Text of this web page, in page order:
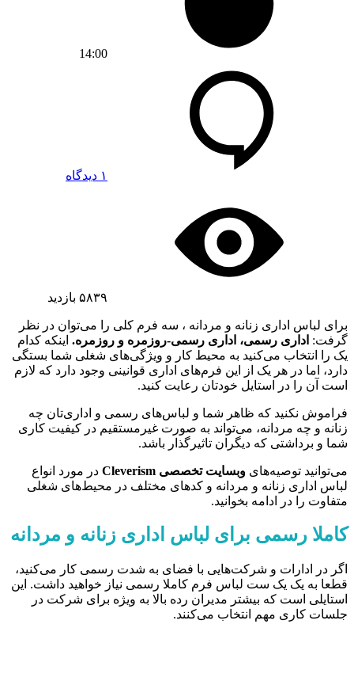
14:00
۱ دیدگاه
۵۸۳۹ بازدید
برای لباس اداری زنانه و مردانه ، سه فرم کلی را می‌توان در نظر
گرفت: اداری رسمی، اداری رسمی-روزمره و روزمره. اینکه کدام
یک را انتخاب می‌کنید به محیط کار و ویژگی‌های شغلی شما بستگی
دارد، اما در هر یک از این فرم‌های اداری قوانینی وجود دارد که لازم
است آن را در استایل خودتان رعایت کنید.
فراموش نکنید که ظاهر شما و لباس‌های رسمی و اداری‌تان چه
زنانه و چه مردانه، می‌تواند به صورت غیرمستقیم در کیفیت کاری
شما و برداشتی که دیگران تاثیرگذار باشد.
می‌توانید توصیه‌های وبسایت تخصصی Cleverism
در مورد انواع
لباس اداری زنانه و مردانه و کدهای مختلف در محیط‌های شغلی
متفاوت را در ادامه بخوانید.
کاملا رسمی برای لباس اداری زنانه و مردانه
اگر در ادارات و شرکت‌هایی با فضای به شدت رسمی کار می‌کنید،
قطعا به یک یک ست لباس فرم کاملا رسمی نیاز خواهید داشت. این
استایلی است که بیشتر مدیران رده بالا به ویژه برای شرکت در
جلسات کاری مهم انتخاب می‌کنند.